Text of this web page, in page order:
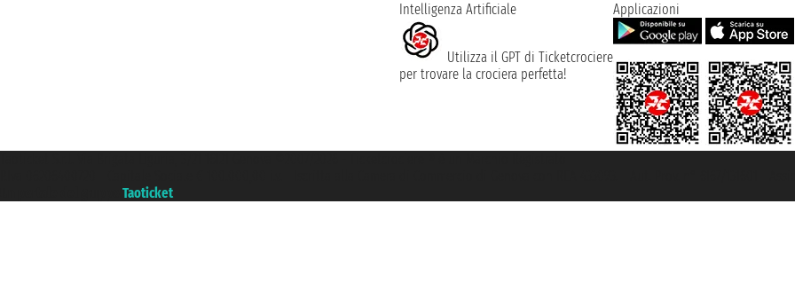
Intelligenza Artificiale
Utilizza il GPT di Ticketcrociere
per trovare la crociera perfetta!
Applicazioni
Taoticket